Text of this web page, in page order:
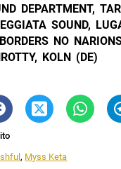
DEPARTMENT,
SOUND,
NO
KOLN (DE)
, Myss Keta